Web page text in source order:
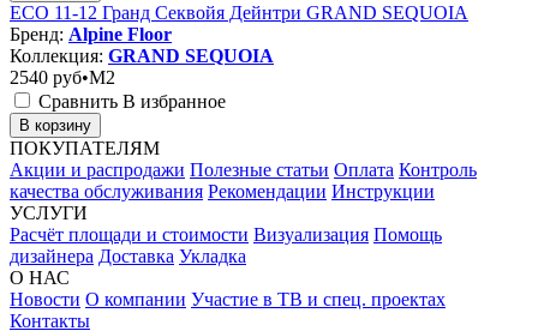
ЕСО 11-12 Гранд Секвойя Дейнтри GRAND SEQUOIA
Бренд: Alpine Floor
Коллекция: GRAND SEQUOIA
2540 руб•M2
Сравнить В избранное
В корзину
ПОКУПАТЕЛЯМ
Акции и распродажи Полезные статьи Оплата Контроль
качества обслуживания Рекомендации Инструкции
УСЛУГИ
Расчёт площади и стоимости Визуализация Помощь
дизайнера Доставка Укладка
О НАС
Новости О компании Участие в ТВ и спец. проектах
Контакты